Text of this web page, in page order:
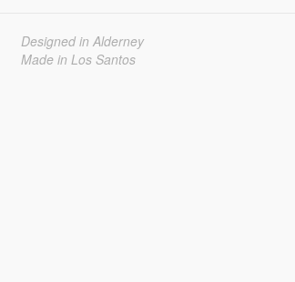
Designed in Alderney
Made in Los Santos